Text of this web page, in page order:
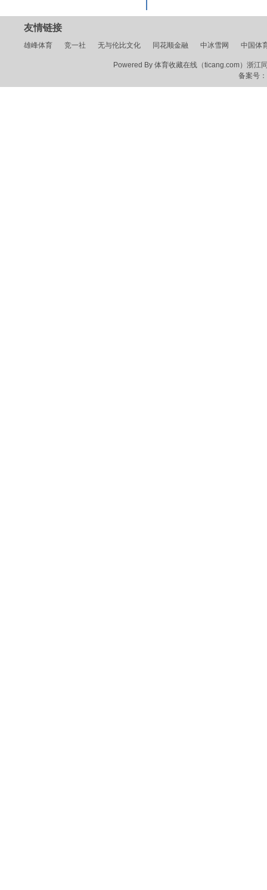
友情链接
雄峰体育 竞一社 无与伦比文化 同花顺金融 中冰雪网 中国体
Powered By 体育收藏在线（ticang.com）浙江
备案号：